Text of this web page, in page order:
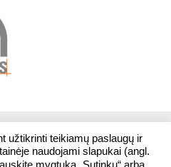
UAB M Prekyba
užtikrinti teikiamų paslaugų ir
naudojami slapukai (angl.
mygtuką „Sutinku“ arba